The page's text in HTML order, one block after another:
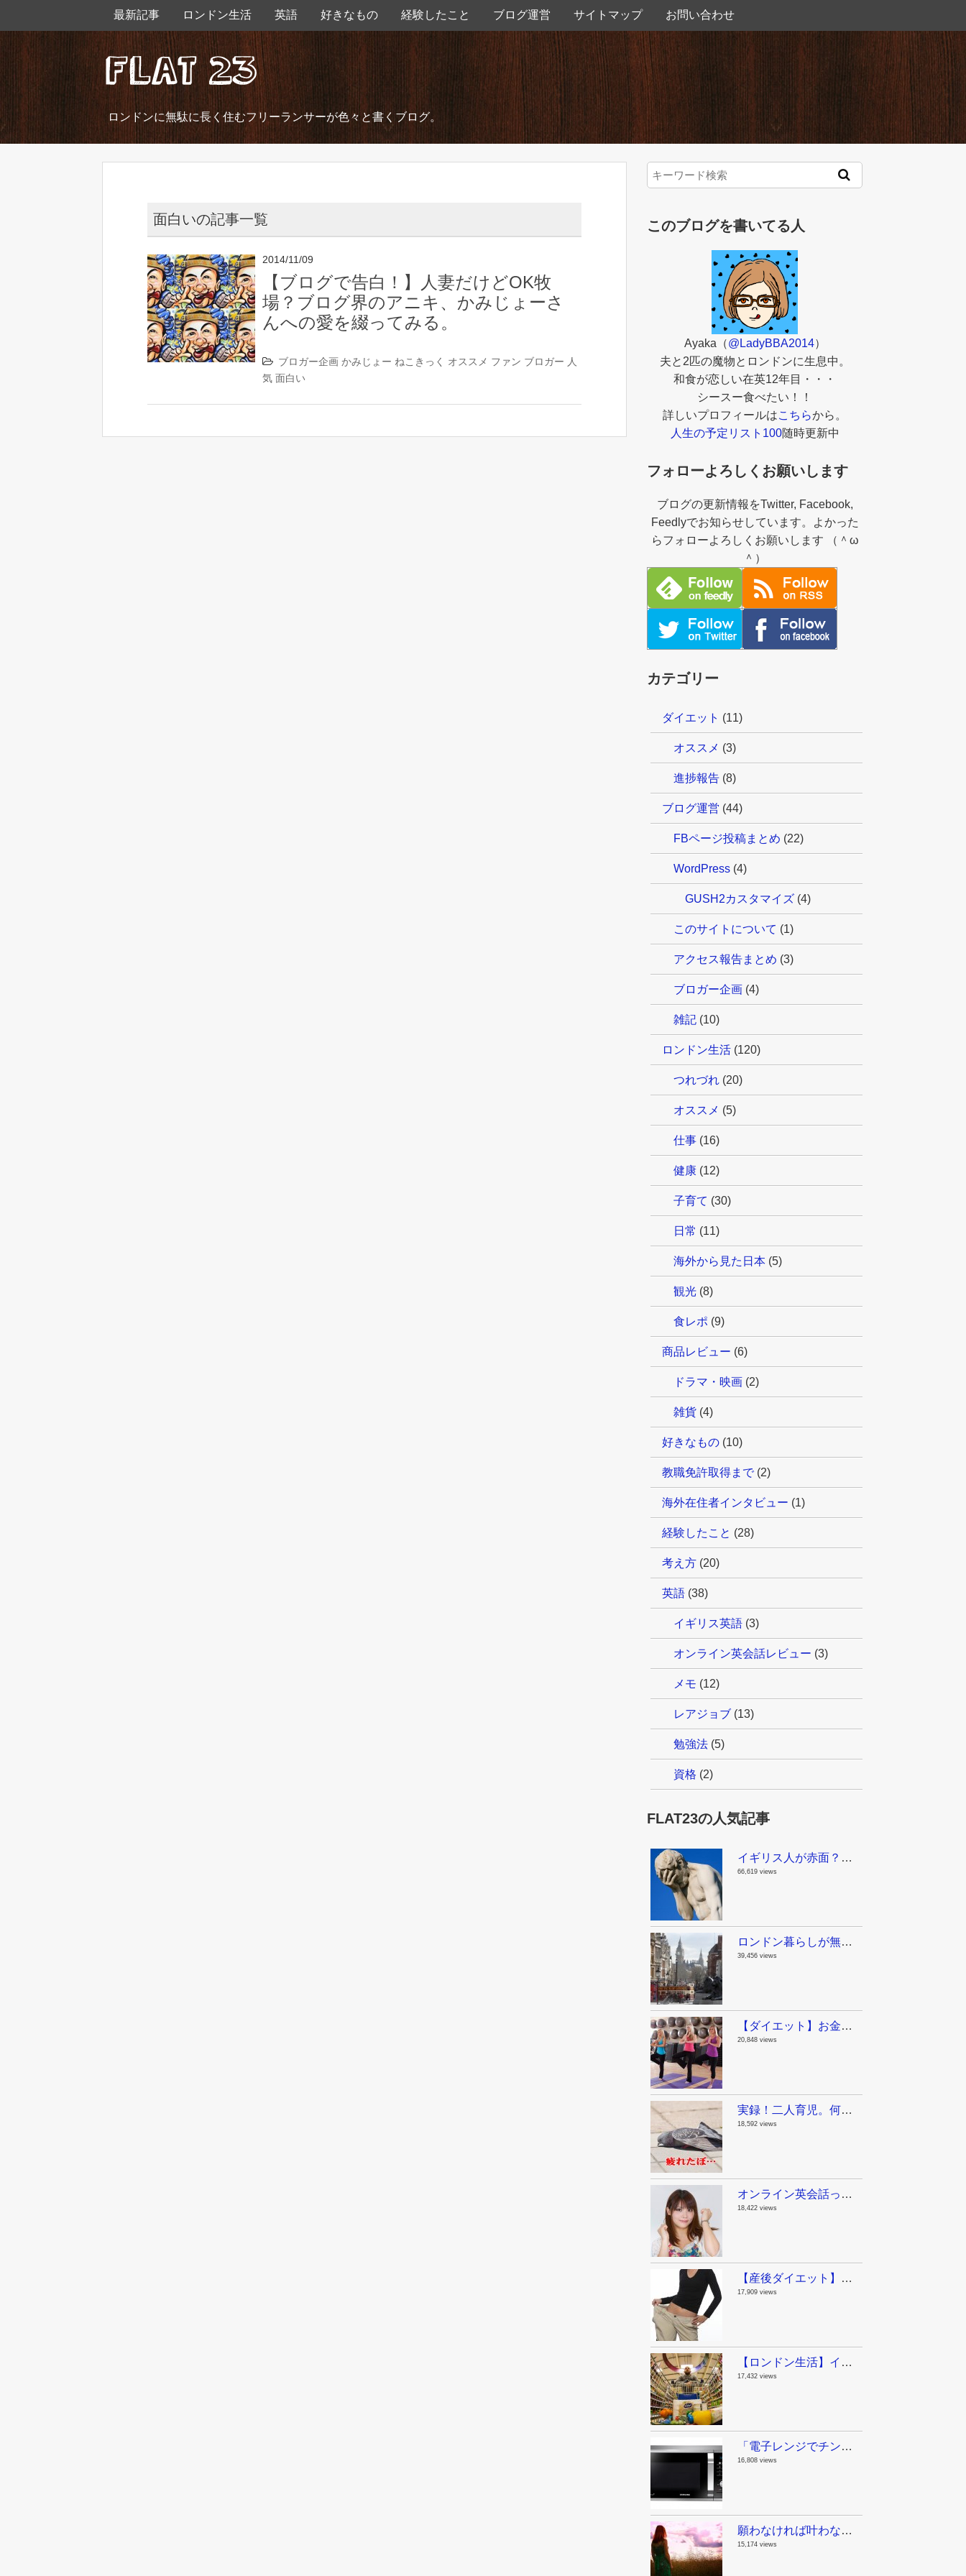
最新記事 ロンドン生活 英語 好きなもの 経験したこと ブログ運営 サイトマップ お問い合わせ
ロンドンに無駄に長く住むフリーランサーが色々と書くブログ。
面白いの記事一覧
2014/11/09
【ブログで告白！】人妻だけどOK牧
場？ブログ界のアニキ、かみじょーさ
んへの愛を綴ってみる。
ブロガー企画 かみじょー ねこきっく オススメ ファン ブロガー 人
気 面白い
このブログを書いてる人
Ayaka（@LadyBBA2014）
夫と2匹の魔物とロンドンに生息中。
和食が恋しい在英12年目・・・
シースー食べたい！！
詳しいプロフィールはこちらから。
人生の予定リスト100随時更新中
フォローよろしくお願いします
ブログの更新情報をTwitter, Facebook,
Feedlyでお知らせしています。よかった
らフォローよろしくお願いします （＾ω
＾）
カテゴリー
ダイエット (11)
オススメ (3)
進捗報告 (8)
ブログ運営 (44)
FBページ投稿まとめ (22)
WordPress (4)
GUSH2カスタマイズ (4)
このサイトについて (1)
アクセス報告まとめ (3)
ブロガー企画 (4)
雑記 (10)
ロンドン生活 (120)
つれづれ (20)
オススメ (5)
仕事 (16)
健康 (12)
子育て (30)
日常 (11)
海外から見た日本 (5)
観光 (8)
食レポ (9)
商品レビュー (6)
ドラマ・映画 (2)
雑貨 (4)
好きなもの (10)
教職免許取得まで(2)
海外在住者インタビュー (1)
経験したこと (28)
考え方 (20)
英語 (38)
イギリス英語 (3)
オンライン英会話レビュー (3)
メモ (12)
レアジョブ (13)
勉強法 (5)
資格 (2)
FLAT23の人気記事
イギリス人が赤面？！これはちょっとマズイんじゃない？日本で見かける面白い英語
66,619 views
ロンドン暮らしが無駄に長い私が教えるロンドン観光スポット！まとめのまとめ
39,456 views
【ダイエット】お金をかけないで痩せる方法。ジリアン・マイケルズの無料動画で自宅をジムにしちゃおう！
20,848 views
実録！二人育児。何でも一人で抱え込んじゃダメって話。
18,592 views
オンライン英会話って実際どうよ？英語が苦手だった私が1年半毎日レアジョブを続けた結果。
18,422 views
【産後ダイエット】ジムに行く時間がないママへ。私が産後に実践した運動と食事。
17,909 views
【ロンドン生活】イギリスの物価ってどんなもん？今日スーパーで買った物。
17,432 views
「電子レンジでチンする」は英語でなんて言うの？意外な単語が動詞になる話。
16,808 views
願わなければ叶わない！やりたいことリスト100を作ってみたよ。
15,174 views